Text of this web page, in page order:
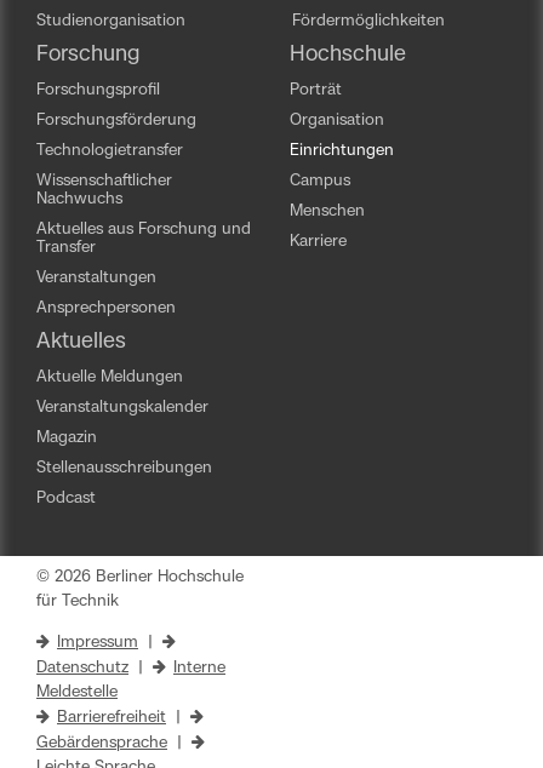
Studienorganisation
Fördermöglichkeiten
Forschung
Forschungsprofil
Forschungsförderung
Technologietransfer
Wissenschaftlicher
Nachwuchs
Aktuelles aus Forschung und
Transfer
Veranstaltungen
Ansprechpersonen
Hochschule
Porträt
Organisation
Einrichtungen
Campus
Menschen
Karriere
Aktuelles
Aktuelle Meldungen
Veranstaltungskalender
Magazin
Stellenausschreibungen
Podcast
© 2026 Berliner Hochschule
für Technik
Impressum
Datenschutz
Interne
Meldestelle
Barrierefreiheit
Gebärdensprache